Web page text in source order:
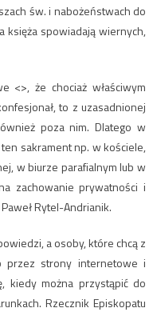
św. i nabożeństwach do
księża spowiadają wiernych,
<>, że chociaż właściwym
to z uzasadnionej
poza nim. Dlatego w
sakrament np. w kościele,
w biurze parafialnym lub w
zachowanie prywatności i
Rytel-Andrianik.
a osoby, które chcą z
przez strony internetowe i
kiedy można przystąpić do
Rzecznik Episkopatu